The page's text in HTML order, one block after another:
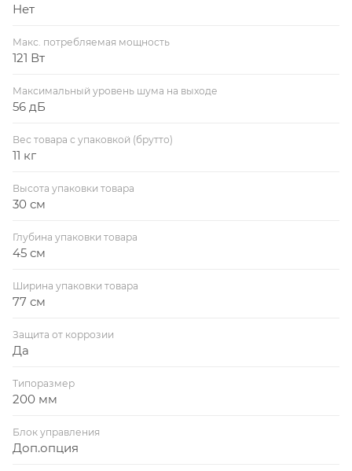
Нет
Макс. потребляемая мощность
121 Вт
Максимальный уровень шума на выходе
56 дБ
Вес товара с упаковкой (брутто)
11 кг
Высота упаковки товара
30 см
Глубина упаковки товара
45 см
Ширина упаковки товара
77 см
Защита от коррозии
Да
Типоразмер
200 мм
Блок управления
Доп.опция